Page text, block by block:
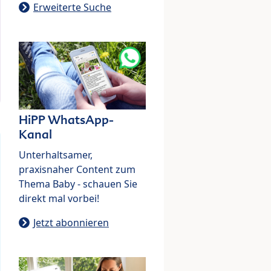
Erweiterte Suche
HiPP WhatsApp-
Kanal
Unterhaltsamer,
praxisnaher Content zum
Thema Baby - schauen Sie
direkt mal vorbei!
Jetzt abonnieren